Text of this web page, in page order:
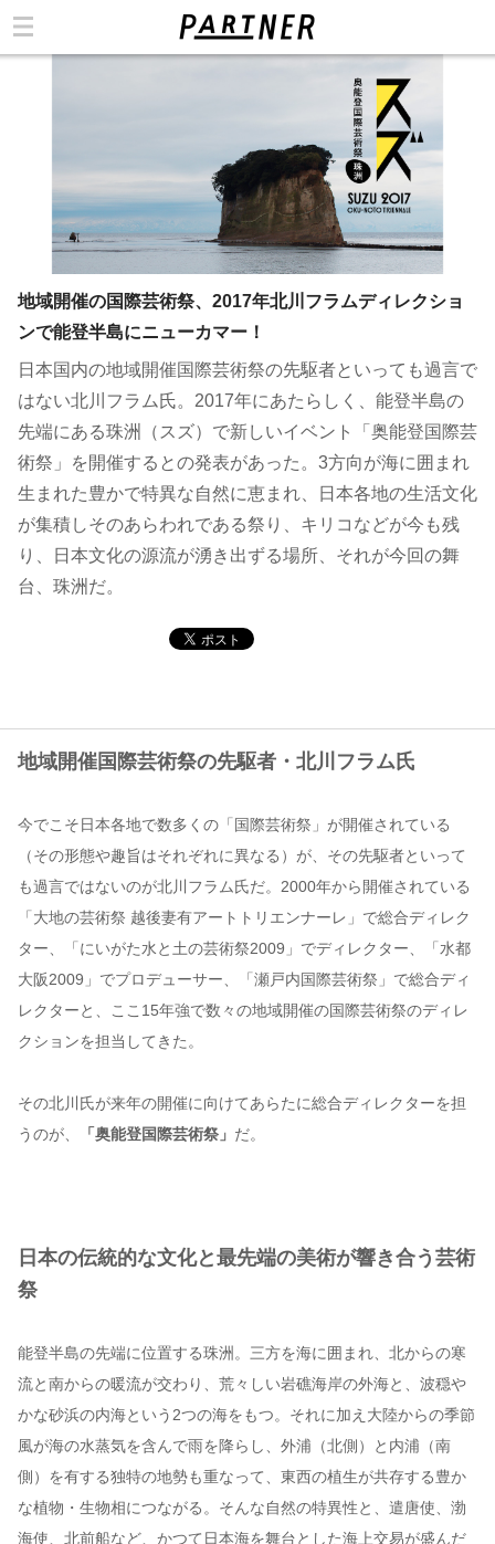
地域開催の国際芸術祭、2017年北川フラムディレクショ
ンで能登半島にニューカマー！
日本国内の地域開催国際芸術祭の先駆者といっても過言で
はない北川フラム氏。2017年にあたらしく、能登半島の
先端にある珠洲（スズ）で新しいイベント「奥能登国際芸
術祭」を開催するとの発表があった。3方向が海に囲まれ
生まれた豊かで特異な自然に恵まれ、日本各地の生活文化
が集積しそのあらわれである祭り、キリコなどが今も残
り、日本文化の源流が湧き出ずる場所、それが今回の舞
台、珠洲だ。
地域開催国際芸術祭の先駆者・北川フラム氏
今でこそ日本各地で数多くの「国際芸術祭」が開催されている
（その形態や趣旨はそれぞれに異なる）が、その先駆者といって
も過言ではないのが北川フラム氏だ。2000年から開催されている
「大地の芸術祭 越後妻有アートトリエンナーレ」で総合ディレク
ター、「にいがた水と土の芸術祭2009」でディレクター、「水都
大阪2009」でプロデューサー、「瀬戸内国際芸術祭」で総合ディ
レクターと、ここ15年強で数々の地域開催の国際芸術祭のディレ
クションを担当してきた。
その北川氏が来年の開催に向けてあらたに総合ディレクターを担
うのが、
「奥能登国際芸術祭」 だ。
日本の伝統的な文化と最先端の美術が響き合う芸術
祭
能登半島の先端に位置する珠洲。三方を海に囲まれ、北からの寒
流と南からの暖流が交わり、荒々しい岩礁海岸の外海と、波穏や
かな砂浜の内海という2つの海をもつ。それに加え大陸からの季節
風が海の水蒸気を含んで雨を降らし、外浦（北側）と内浦（南
側）を有する独特の地勢も重なって、東西の植生が共存する豊か
な植物・生物相につながる。そんな自然の特異性と、遣唐使、渤
海使、北前船など、かつて日本海を舞台とした海上交易が盛んだ
このサイトについて